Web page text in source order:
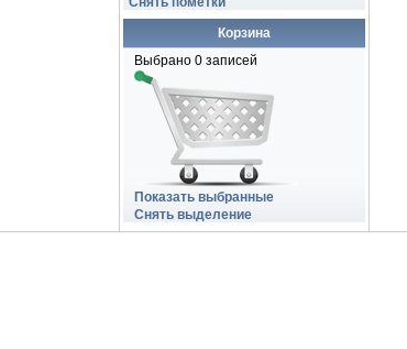
Корзина
Выбрано 0записей
Показать выбранные
Снять выделение